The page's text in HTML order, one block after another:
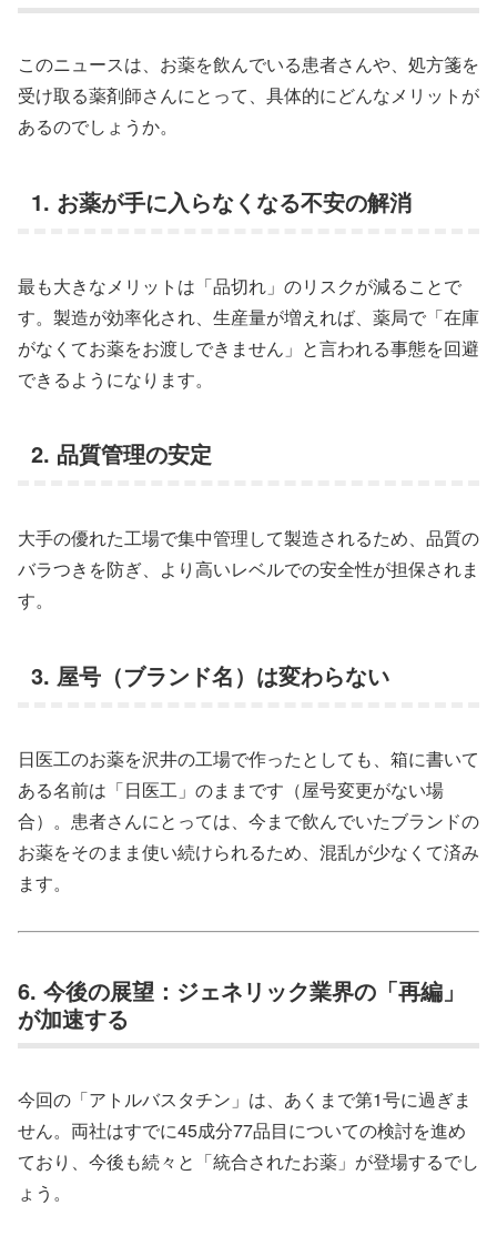
このニュースは、お薬を飲んでいる患者さんや、処方箋を
受け取る薬剤師さんにとって、具体的にどんなメリットが
あるのでしょうか。
1. お薬が手に入らなくなる不安の解消
最も大きなメリットは「品切れ」のリスクが減ることで
す。製造が効率化され、生産量が増えれば、薬局で「在庫
がなくてお薬をお渡しできません」と言われる事態を回避
できるようになります。
2. 品質管理の安定
大手の優れた工場で集中管理して製造されるため、品質の
バラつきを防ぎ、より高いレベルでの安全性が担保されま
す。
3. 屋号（ブランド名）は変わらない
日医工のお薬を沢井の工場で作ったとしても、箱に書いて
ある名前は「日医工」のままです（屋号変更がない場
合）。患者さんにとっては、今まで飲んでいたブランドの
お薬をそのまま使い続けられるため、混乱が少なくて済み
ます。
6. 今後の展望：ジェネリック業界の「再編」
が加速する
今回の「アトルバスタチン」は、あくまで第1号に過ぎま
せん。両社はすでに45成分77品目についての検討を進め
ており、今後も続々と「統合されたお薬」が登場するでし
ょう。